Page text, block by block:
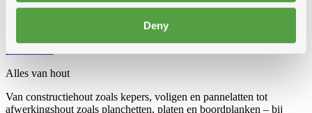
Deny
delig omvormbaarDubbele trapladdersEnkele trapladders
Werkbruggen
Alles van hout
Van constructiehout zoals kepers, voligen en pannelatten tot
afwerkingshout zoals planchetten, platen en boordplanken – bij